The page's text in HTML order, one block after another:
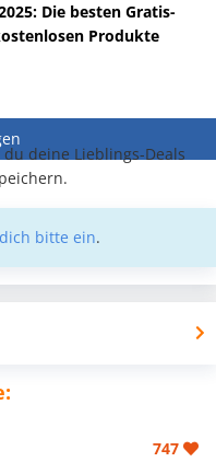
Die besten Gratis-
Produkte
deine Lieblings-Deals
bitte ein.
747